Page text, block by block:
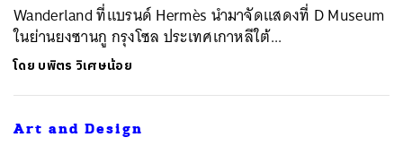
Wanderland ที่แบรนด์ Hermès นำมาจัดแสดงที่ D Museum
ในย่านยงซานกู กรุงโซล ประเทศเกาหลีใต้...
โดย บพิตร วิเศษน้อย
Art and Design
ค้นหา